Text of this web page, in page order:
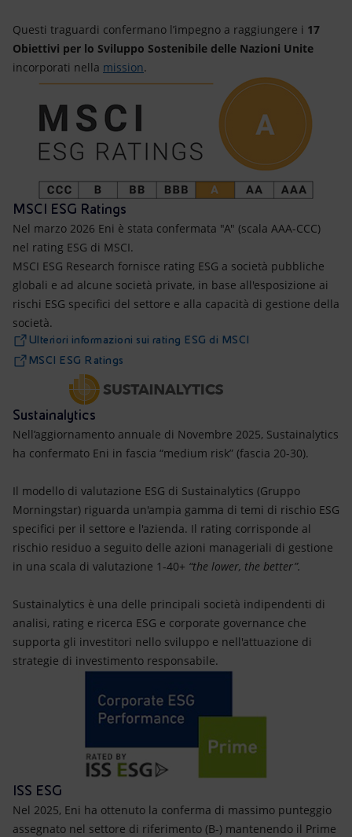
Questi traguardi confermano l’impegno a raggiungere i 17
Obiettivi per lo Sviluppo Sostenibile delle Nazioni Unite
incorporati nella mission.
MSCI ESG Ratings
Nel marzo 2026 Eni è stata confermata "A" (scala AAA-CCC)
nel rating ESG di MSCI.
MSCI ESG Research fornisce rating ESG a società pubbliche
globali e ad alcune società private, in base all'esposizione ai
rischi ESG specifici del settore e alla capacità di gestione della
società.
Ulteriori informazioni sui rating ESG di MSCI
MSCI ESG Ratings
Sustainalytics
Nell’aggiornamento annuale di Novembre 2025, Sustainalytics
ha confermato Eni in fascia “medium risk” (fascia 20-30).
Il modello di valutazione ESG di Sustainalytics (Gruppo
Morningstar) riguarda un'ampia gamma di temi di rischio ESG
specifici per il settore e l'azienda. Il rating corrisponde al
rischio residuo a seguito delle azioni manageriali di gestione
in una scala di valutazione 1-40+ “the lower, the better”.
Sustainalytics è una delle principali società indipendenti di
analisi, rating e ricerca ESG e corporate governance che
supporta gli investitori nello sviluppo e nell'attuazione di
strategie di investimento responsabile.
ISS ESG
Nel 2025, Eni ha ottenuto la conferma di massimo punteggio
assegnato nel settore di riferimento (B-) mantenendo il Prime